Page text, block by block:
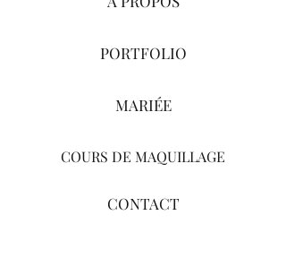
PORTFOLIO
MARIÉE
COURS DE MAQUILLAGE
CONTACT